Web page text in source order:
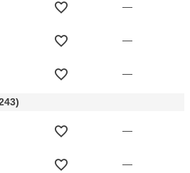
—
—
—
—
—